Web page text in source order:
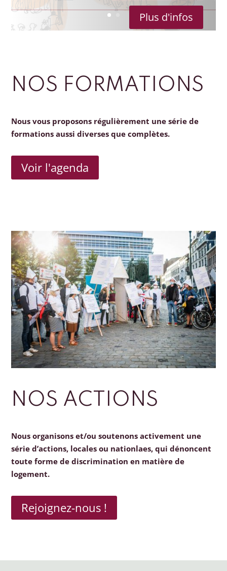
Plus d'infos
NOS FORMATIONS
Nous vous proposons régulièrement une série de
formations aussi diverses que complètes.
Voir l'agenda
NOS ACTIONS
Nous organisons et/ou soutenons activement une
série d’actions, locales ou nationlaes, qui dénoncent
toute forme de discrimination en matière de
logement.
Rejoignez-nous !